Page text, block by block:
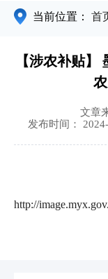
当前位置： 首
【涉农补贴】
文章
发布时间：
http://